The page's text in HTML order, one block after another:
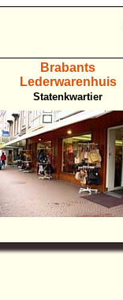
Brabants
Lederwarenhuis
Statenkwartier